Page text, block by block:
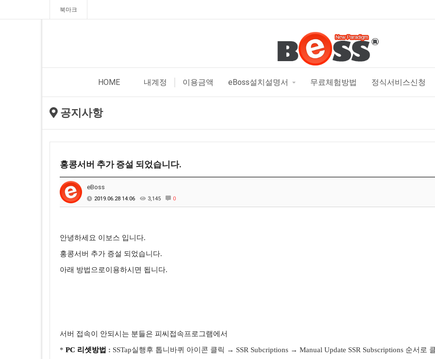
북마크
HOME 내계정 이용금액 eBoss설치설명서 무료체험방법 정식서비스신청
공지사항
홍콩서버 추가 증설 되었습니다.
eBoss
2019.06.28 14:06 3,145 0
안녕하세요 이보스 입니다.
홍콩서버 추가 증설 되었습니다.
아래 방법으로이용하시면 됩니다.
서버 접속이 안되시는 분들은 피씨접속프로그램에서
* PC 리셋방법 : SSTap실행후 톱니바퀴 아이콘 클릭 → SSR Subcriptions → Manual Update SSR Subscriptions 순서로